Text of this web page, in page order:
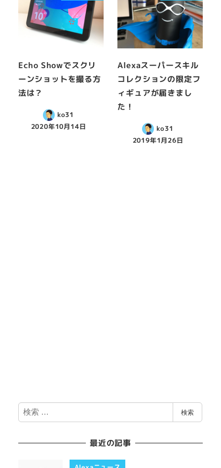
Echo Showでスクリ
ーンショットを撮る方
法は？
ko31
2020年10月14日
Alexaスーパースキル
コレクションの限定フ
ィギュアが届きまし
た！
ko31
2019年1月26日
検
索
検索
最近の記事